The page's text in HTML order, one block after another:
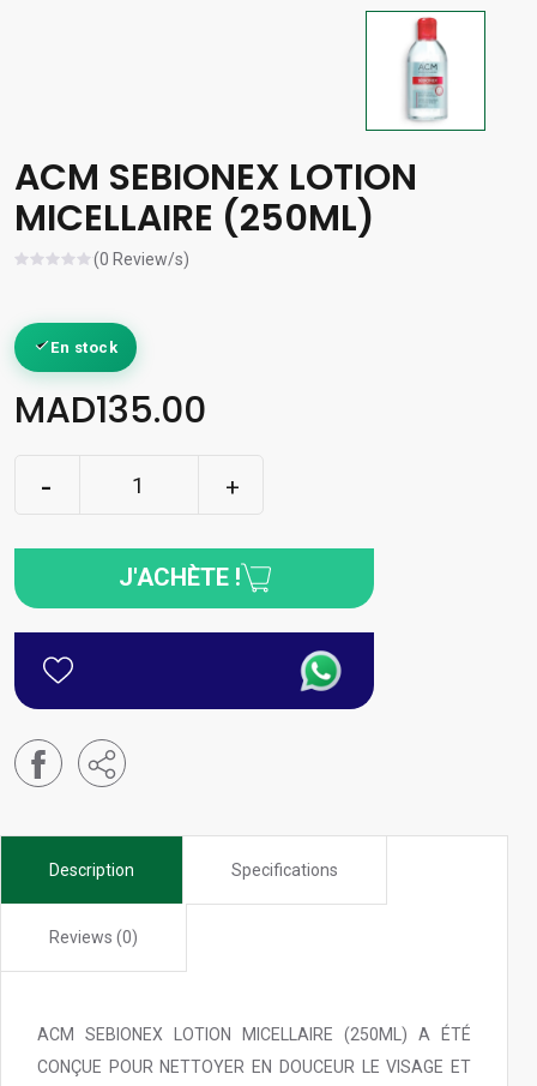
ACM SEBIONEX LOTION
MICELLAIRE (250ML)
(0 Review/s)
En stock
MAD135.00
J'ACHÈTE !
Description Specifications
Reviews (0)
ACM SEBIONEX LOTION MICELLAIRE (250ML) A ÉTÉ
CONÇUE POUR NETTOYER EN DOUCEUR LE VISAGE ET